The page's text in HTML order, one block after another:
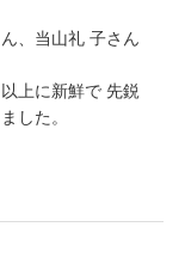
、当山礼 子さん
上に新鮮で 先鋭
した。